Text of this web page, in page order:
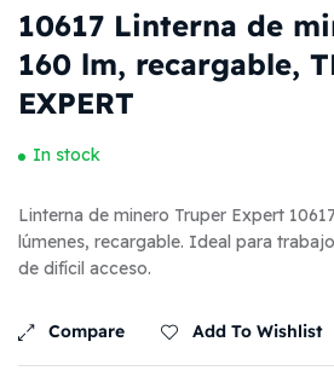
10617 Linterna de
160 lm, recargable,
EXPERT
In stock
Linterna de minero Truper Expert
lúmenes, recargable. Ideal para
de difícil acceso.
Compare Add To Wishlist